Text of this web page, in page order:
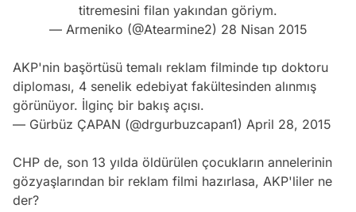
titremesini filan yakından göriym.
— Armeniko (@Atearmine2) 28 Nisan 2015
AKP'nin başörtüsü temalı reklam filminde tıp doktoru
diploması, 4 senelik edebiyat fakültesinden alınmış
görünüyor. İlginç bir bakış açısı.
— Gürbüz ÇAPAN (@drgurbuzcapan1) April 28, 2015
CHP de, son 13 yılda öldürülen çocukların annelerinin
gözyaşlarından bir reklam filmi hazırlasa, AKP'liler ne
der?